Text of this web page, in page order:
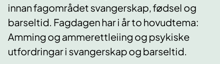
innan fagområdet svangerskap, fødsel og
barseltid. Fagdagen har i år to hovudtema:
Amming og ammerettleiing og psykiske
utfordringar i svangerskap og barseltid.